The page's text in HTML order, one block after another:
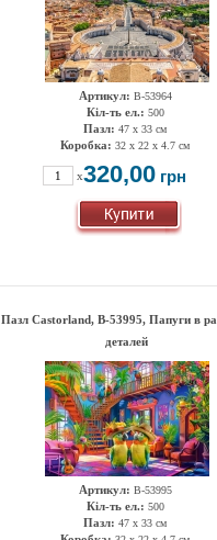
Артикул: B-53964
Кіл-ть ел.: 500
Пазл: 47 х 33 см
Коробка: 32 x 22 x 4.7 см
x320,00 грн
Пазл Castorland, B-53995, Папуги в
деталей
Артикул: B-53995
Кіл-ть ел.: 500
Пазл: 47 х 33 см